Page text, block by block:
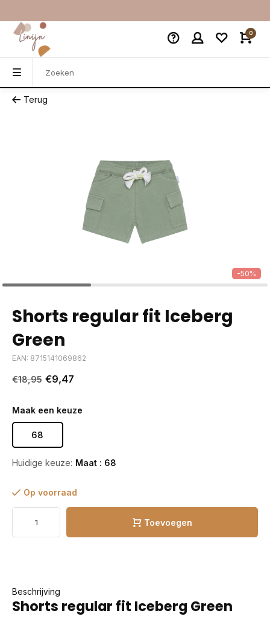
0
Terug
-50%
Shorts regular fit Iceberg
Green
EAN: 8715141069862
€18,95 €9,47
Maak een keuze
68
Huidige keuze: Maat : 68
Op voorraad
Toevoegen
Beschrijving
Shorts regular fit Iceberg Green